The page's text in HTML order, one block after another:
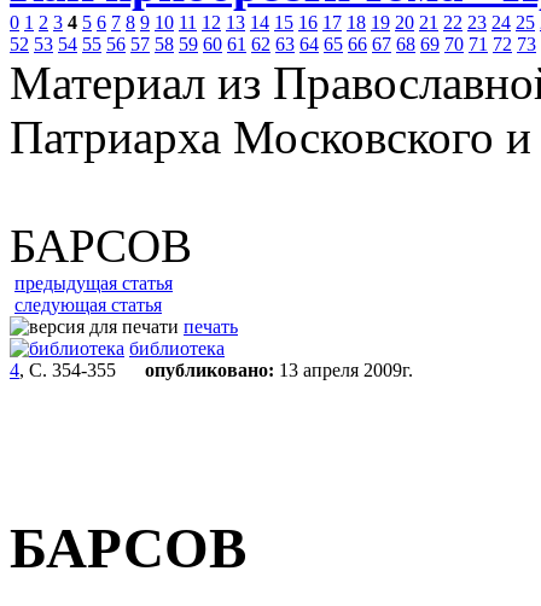
0 1 2 3 4 5 6 7 8 9 10 11 12 13 14 15 16 17 18 19 20 21 22 23 24 25
52 53 54 55 56 57 58 59 60 61 62 63 64 65 66 67 68 69 70 71 72 73
Материал из
Патриарха Московского
БАРСОВ
предыдущая статья
следующая статья
печать
библиотека
4, С. 354-355 опубликовано: 13 апреля 2009г.
БАРСОВ